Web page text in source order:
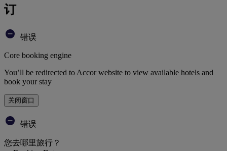
订
错误
Core booking engine
You’ll be redirected to Accor website to view available hotels and
book your stay
关闭窗口
错误
您去哪里旅行？